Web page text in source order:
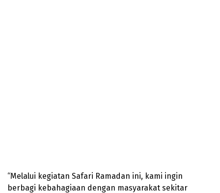
“Melalui kegiatan Safari Ramadan ini, kami ingin
berbagi kebahagiaan dengan masyarakat sekitar